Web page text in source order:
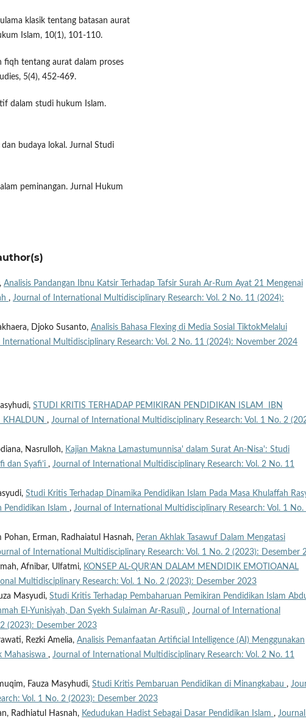
klasik tentang batasan aurat
Islam, 10(1), 101-110.
fiqh tentang aurat dalam proses
5(4), 452-469.
dalam studi hukum Islam.
budaya lokal. Jurnal Studi
peminangan. Jurnal Hukum
Analisis Pandangan Ibnu Katsir Terhadap Tafsir Surah Ar-Rum Ayat 21 Mengenai
, Journal of International Multidisciplinary Research: Vol. 2 No. 11 (2024):
Djoko Susanto, Analisis Bahasa Flexing di Media Sosial TiktokMelalui
International Multidisciplinary Research: Vol. 2 No. 11 (2024): November 2024
STUDI KRITIS TERHADAP PEMIKIRAN PENDIDIKAN ISLAM IBN
KHALDUN , Journal of International Multidisciplinary Research: Vol. 1 No. 2
Nasrulloh, Kajian Makna Lamastumunnisa' dalam Surat An-Nisa': Studi
dan Syafi’i , Journal of International Multidisciplinary Research: Vol. 2 No. 11
Studi Kritis Terhadap Dinamika Pendidikan Islam Pada Masa Khulaffah
Pendidikan Islam , Journal of International Multidisciplinary Research: Vol. 1 No.
Erman, Radhaiatul Hasnah, Peran Akhlak Tasawuf Dalam Mengatasi
of International Multidisciplinary Research: Vol. 1 No. 2 (2023): Desember
Afnibar, Ulfatmi, KONSEP AL-QUR’AN DALAM MENDIDIK EMOTIOANAL
Multidisciplinary Research: Vol. 1 No. 2 (2023): Desember 2023
Masyudi, Studi Kritis Terhadap Pembaharuan Pemikiran Pendidikan Islam
El-Yunisiyah, Dan Syekh Sulaiman Ar-Rasuli) , Journal of International
(2023): Desember 2023
Rezki Amelia, Analisis Pemanfaatan Artificial Intelligence (AI) Menggunakan
Mahasiswa , Journal of International Multidisciplinary Research: Vol. 2 No. 11
Fauza Masyhudi, Studi Kritis Pembaruan Pendidikan di Minangkabau ,
Vol. 1 No. 2 (2023): Desember 2023
Radhiatul Hasnah, Kedudukan Hadist Sebagai Dasar Pendidikan Islam ,